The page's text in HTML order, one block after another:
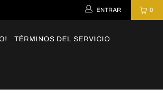
0
ENTRAR
TÉRMINOS DEL SERVICIO